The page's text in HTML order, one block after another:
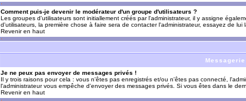
Comment puis-je devenir le modérateur d'un groupe d'utilisateurs ?
Les groupes d'utilisateurs sont initiallement créés par l'administrateur, il y assigne
d'utilisateurs, la première chose à faire sera de contacter l'administrateur, essayez de lui
Revenir en haut
Je ne peux pas envoyer de messages privés !
Il y trois raisons pour cela : vous n'êtes pas enregistrés et/ou n'êtes pas connecté,
l'administrateur vous empêche d'envoyer des messages privés. Si vous êtes dans le
Revenir en haut